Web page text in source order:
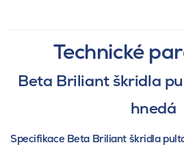
Technické
Beta Briliant škridla
hnedá
Specifikace Beta Briliant škridla